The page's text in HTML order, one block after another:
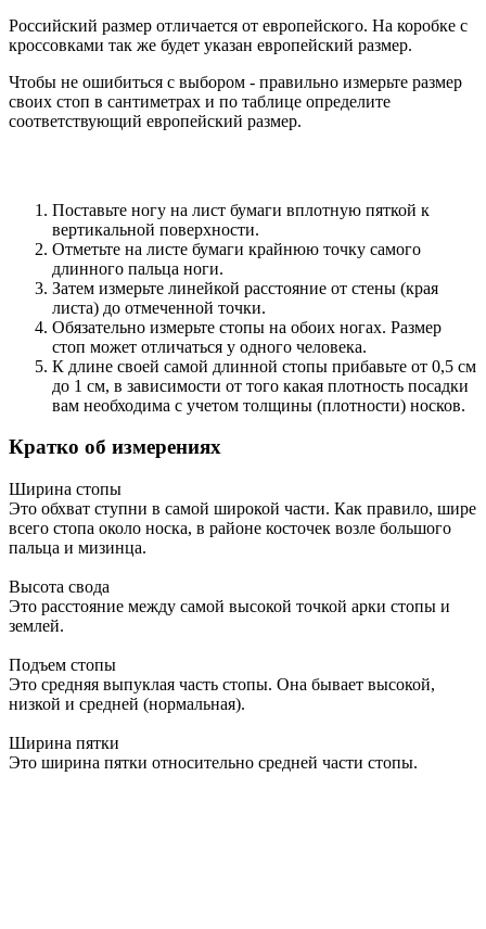
Российский размер отличается от европейского. На коробке с
кроссовками так же будет указан европейский размер.
Чтобы не ошибиться с выбором - правильно измерьте размер
своих стоп в сантиметрах и по таблице определите
соответствующий европейский размер.
Поставьте ногу на лист бумаги вплотную пяткой к
вертикальной поверхности.
Отметьте на листе бумаги крайнюю точку самого
длинного пальца ноги.
Затем измерьте линейкой расстояние от стены (края
листа) до отмеченной точки.
Обязательно измерьте стопы на обоих ногах. Размер
стоп может отличаться у одного человека.
К длине своей самой длинной стопы прибавьте от 0,5 см
до 1 см, в зависимости от того какая плотность посадки
вам необходима с учетом толщины (плотности) носков.
Кратко об измерениях
Ширина стопы
Это обхват ступни в самой широкой части. Как правило, шире
всего стопа около носка, в районе косточек возле большого
пальца и мизинца.
Высота свода
Это расстояние между самой высокой точкой арки стопы и
землей.
Подъем стопы
Это средняя выпуклая часть стопы. Она бывает высокой,
низкой и средней (нормальная).
Ширина пятки
Это ширина пятки относительно средней части стопы.